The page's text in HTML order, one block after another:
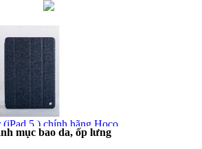
5 ) chính hãng Hoco...
mục bao da, ốp lưng